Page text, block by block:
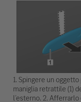
1. Spingere un
maniglia retrattile (1)
l’esterno. 2.